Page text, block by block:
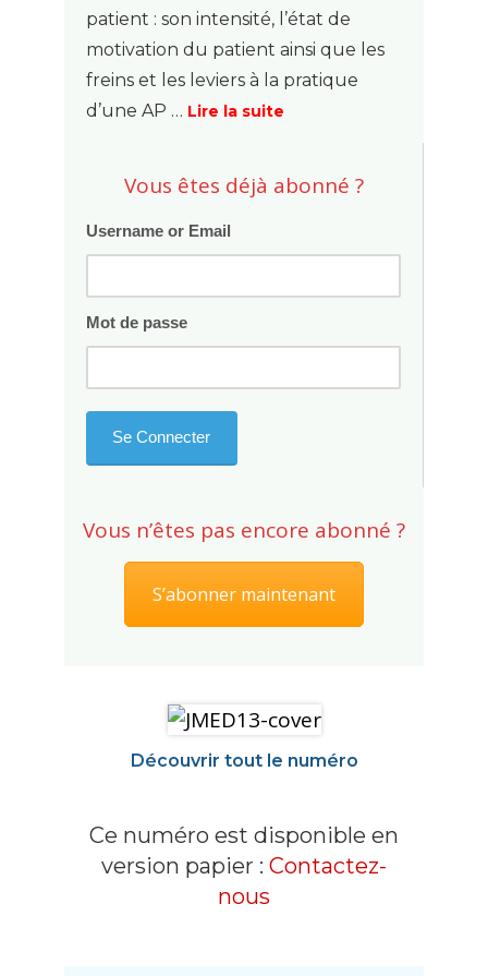
patient : son intensité, l’état de
motivation du patient ainsi que les
freins et les leviers à la pratique
d’une AP … Lire la suite
Vous êtes déjà abonné ?
Username or Email
Mot de passe
Vous n’êtes pas encore abonné ?
S’abonner maintenant
Découvrir tout le numéro
Ce numéro est disponible en
version papier : Contactez-
nous